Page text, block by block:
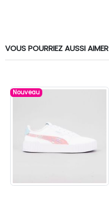
VOUS POURRIEZ AUSSI AIMER
Nouveau